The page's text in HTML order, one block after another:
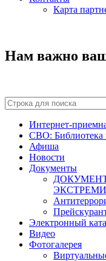
Карта
Нам важно
Интернет-
СВО: Библиотека
Афиша
Новости
Документы
Электронный
Видео
Фотогалерея